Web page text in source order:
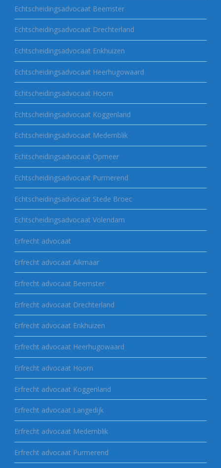
Echtscheidingsadvocaat Beemster
Echtscheidingsadvocaat Drechterland
Echtscheidingsadvocaat Enkhuizen
Echtscheidingsadvocaat Heerhugowaard
Echtscheidingsadvocaat Hoorn
Echtscheidingsadvocaat Koggenland
Echtscheidingsadvocaat Medemblik
Echtscheidingsadvocaat Opmeer
Echtscheidingsadvocaat Purmerend
Echtscheidingsadvocaat Stede Broec
Echtscheidingsadvocaat Volendam
Erfrecht advocaat
Erfrecht advocaat Alkmaar
Erfrecht advocaat Beemster
Erfrecht advocaat Drechterland
Erfrecht advocaat Enkhuizen
Erfrecht advocaat Heerhugowaard
Erfrecht advocaat Hoorn
Erfrecht advocaat Koggenland
Erfrecht advocaat Langedijk
Erfrecht advocaat Medemblik
Erfrecht advocaat Purmerend